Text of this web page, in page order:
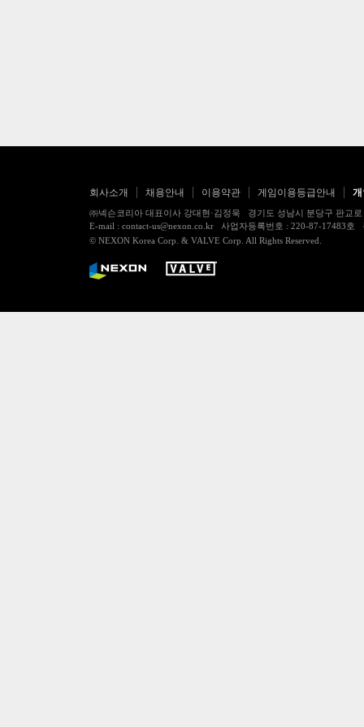
회사소개 채용안내 이용약관 게임이용등급안내
㈜넥슨코리아 대표이사 강대현·김정욱 경기도 성남시 분당구 판교
E-mail : contact-us@nexon.co.kr 사업자등록번호 : 220-87-17483
© NEXON Korea Corp. & VALVE Corp. All Rights Reserved.